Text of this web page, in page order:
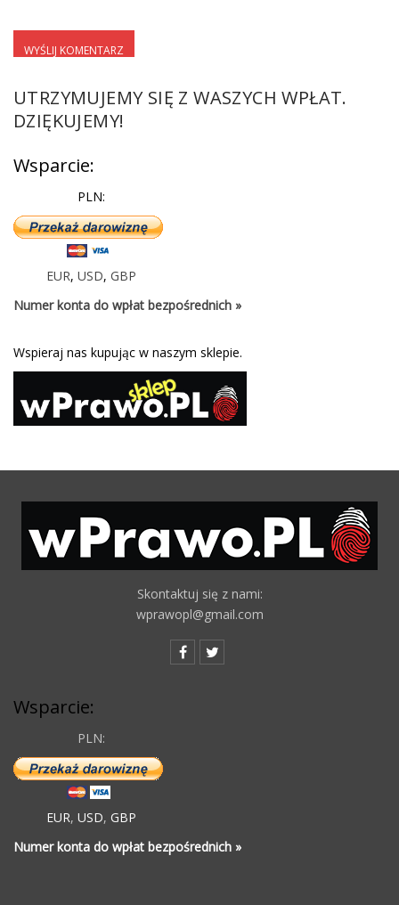
UTRZYMUJEMY SIĘ Z WASZYCH WPŁAT.
DZIĘKUJEMY!
Wsparcie:
PLN:
EUR, USD, GBP
Numer konta do wpłat bezpośrednich »
Wspieraj nas kupując w naszym sklepie.
Skontaktuj się z nami:
wprawopl@gmail.com
Wsparcie:
PLN:
EUR, USD, GBP
Numer konta do wpłat bezpośrednich »